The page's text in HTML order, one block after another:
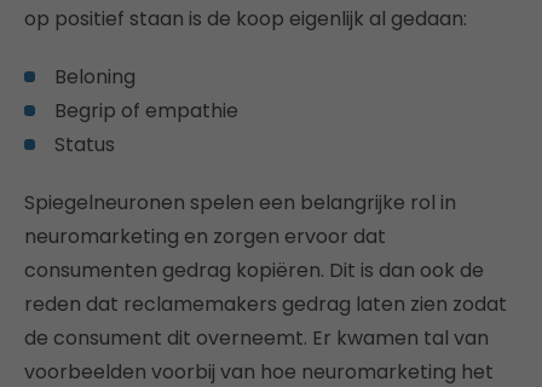
op positief staan is de koop eigenlijk al gedaan:
Beloning
Begrip of empathie
Status
Spiegelneuronen spelen een belangrijke rol in
neuromarketing en zorgen ervoor dat
consumenten gedrag kopiëren. Dit is dan ook de
reden dat reclamemakers gedrag laten zien zodat
de consument dit overneemt. Er kwamen tal van
voorbeelden voorbij van hoe neuromarketing het